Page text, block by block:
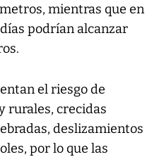
mientras que en
podrían alcanzar
el riesgo de
rurales, crecidas
deslizamientos
por lo que las